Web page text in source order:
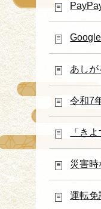
あし
令和7
「き
災害
運転免